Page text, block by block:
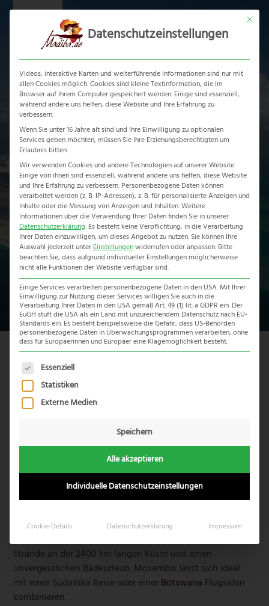
Skip
Mosambik Urlaub &
Reisen
Home-Mosambik
Als Spezialist für das südliche Afrika bieten wir eine kleine
Auswahl an exotischen
gern individuelle Reisewünsche. Mosambik lässt sich am
günstigsten in kleinen Gruppen mit Reiseleiter und
unberührte Wildnis Mosambiks und die kilometerlangen
Traumstrände am Indischen Ozean.
Eine Auswahl unserer Strandresorts entlang der
Ozean finden Sie in unserer Auflistung unten. Für
Strände an der 2400 km langen Küste und einen
unvergesslichen Badeurlaub. Mosambik lässt sich ideal
mit einer Südafrika Reise oder einerBotswana Flugsafari
kombinieren.
Mit
Datenschutzeinstellungen
Videos, interaktive Karten und weiterführende Informationen sind nur mit
allen Cookies möglich. Cookies sind kleine Textinformation, die im
Browser auf Ihrem Computer gespeichert werden. Einige sind essenziell,
während andere uns helfen, diese Website und Ihre Erfahrung zu
verbessern.
Wenn Sie unter 16 Jahre alt sind und Ihre Einwilligung zu optionalen
Services geben möchten, müssen Sie Ihre Erziehungsberechtigten um
Erlaubnis bitten.
Wir verwenden Cookies und andere Technologien auf unserer Website.
Einige von ihnen sind essenziell, während andere uns helfen, diese Website
und Ihre Erfahrung zu verbessern. Personenbezogene Daten können
verarbeitet werden (z. B. IP-Adressen), z. B. für personalisierte Anzeigen und
Inhalte oder die Messung von Anzeigen und Inhalten.Weitere
Informationen über die Verwendung Ihrer Daten finden Sie in unserer
Datenschutzerklärung. Es besteht keine Verpflichtung, in die Verarbeitung
Ihrer Daten einzuwilligen, um dieses Angebot zu nutzen. Sie können Ihre
Auswahl jederzeit unterEinstellungenwiderrufen oder anpassen. Bitte
beachten Sie, dass aufgrund individueller Einstellungen möglicherweise
nicht alle Funktionen der Website verfügbar sind.
Einige Services verarbeiten personenbezogene Daten in den USA. Mit Ihrer
Einwilligung zur Nutzung dieser Services willigen Sie auch in die
Verarbeitung Ihrer Daten in den USA gemäß Art. 49 (1) lit. a GDPR ein. Der
EuGH stuft die USA als ein Land mit unzureichendem Datenschutz nach EU-
Standards ein. Es besteht beispielsweise die Gefahr, dass US-Behörden
personenbezogene Daten in Überwachungsprogrammen verarbeiten, ohne
dass für Europäerinnen und Europäer eine Klagemöglichkeit besteht.
Es folgt eine Liste der Service-Gruppen, für die eine
Essenziell
Statistiken
Externe Medien
Speichern
Alle akzeptieren
Individuelle Datenschutzeinstellungen
Cookie-Details Datenschutzerklärung Impressum